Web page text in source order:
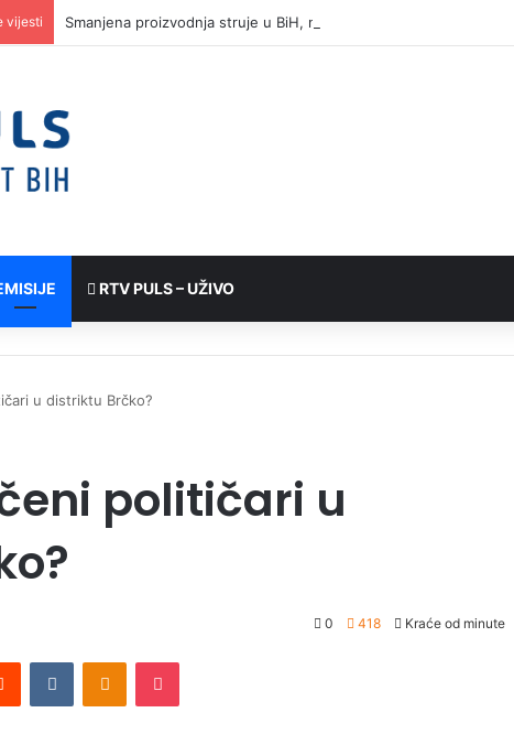
vijesti Smanjena proizvodnja struje u BiH, nema nestašica ni poskupljenja
RTV PULS – UŽIVO
u distriktu Brčko?
političari u
0 418 Kraće od minute